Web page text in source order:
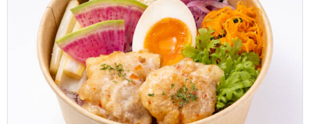
した。 素晴らしいお料理をありがとうございました。
ご利用シーン：ロケ・撮影›
スタジオ撮影
東京都墨田区本所2025/12/19